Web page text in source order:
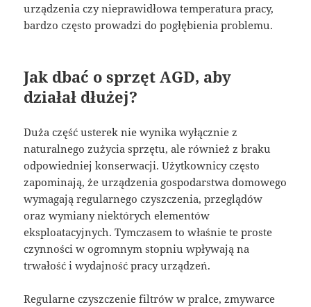
urządzenia czy nieprawidłowa temperatura pracy,
bardzo często prowadzi do pogłębienia problemu.
Jak dbać o sprzęt AGD, aby
działał dłużej?
Duża część usterek nie wynika wyłącznie z
naturalnego zużycia sprzętu, ale również z braku
odpowiedniej konserwacji. Użytkownicy często
zapominają, że urządzenia gospodarstwa domowego
wymagają regularnego czyszczenia, przeglądów
oraz wymiany niektórych elementów
eksploatacyjnych. Tymczasem to właśnie te proste
czynności w ogromnym stopniu wpływają na
trwałość i wydajność pracy urządzeń.
Regularne czyszczenie filtrów w pralce, zmywarce